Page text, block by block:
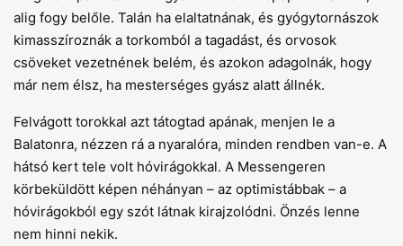
alig fogy belőle. Talán ha elaltatnának, és gyógytornászok
kimasszíroznák a torkomból a tagadást, és orvosok
csöveket vezetnének belém, és azokon adagolnák, hogy
már nem élsz, ha mesterséges gyász alatt állnék.
Felvágott torokkal azt tátogtad apának, menjen le a
Balatonra, nézzen rá a nyaralóra, minden rendben van-e. A
hátsó kert tele volt hóvirágokkal. A Messengeren
körbeküldött képen néhányan – az optimistábbak – a
hóvirágokból egy szót látnak kirajzolódni. Önzés lenne
nem hinni nekik.